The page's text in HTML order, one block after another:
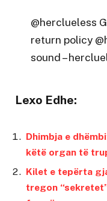
@herclueless
return policy
sound –
Lexo Edhe:
Dhimbja e
këtë organ të
Kilet e tepërta
tregon